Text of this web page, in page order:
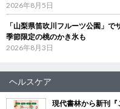
2026年8月5日
「山梨県笛吹川フルーツ公園」
季節限定の桃のかき氷も
2026年8月3日
ヘルスケア
現代書林から新刊